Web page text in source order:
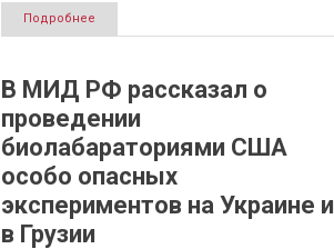
Подробнее
В МИД РФ рассказал о
проведении
биолабараториями США
особо опасных
экспериментов на Украине и
в Грузии